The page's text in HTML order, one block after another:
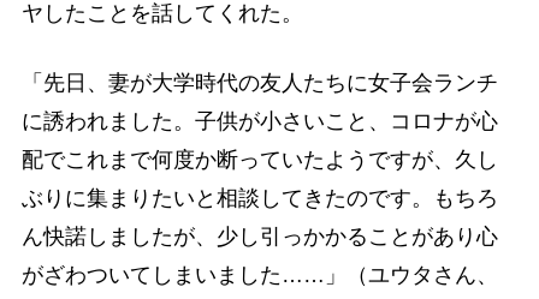
ヤしたことを話してくれた。
「先日、妻が大学時代の友人たちに女子会ランチ
に誘われました。子供が小さいこと、コロナが心
配でこれまで何度か断っていたようですが、久し
ぶりに集まりたいと相談してきたのです。もちろ
ん快諾しましたが、少し引っかかることがあり心
がざわついてしまいました……」（ユウタさん、